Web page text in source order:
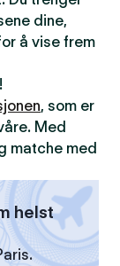
dine,
å vise frem
!
, som er
Med
matche med
helst